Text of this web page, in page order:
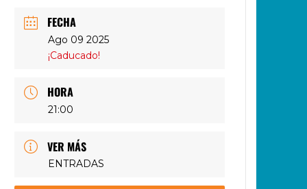
FECHA
Ago 09 2025
¡Caducado!
HORA
21:00
VER MÁS
ENTRADAS